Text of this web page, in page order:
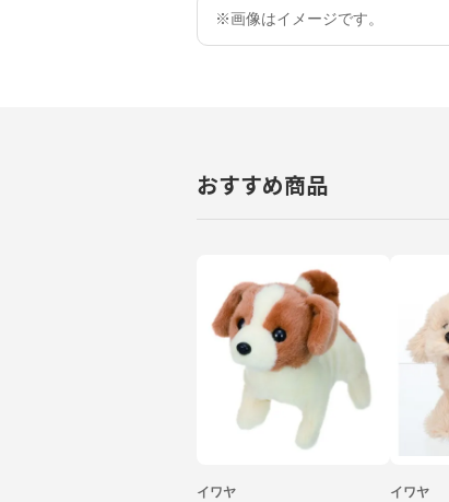
※画像はイメージです。
おすすめ商品
イワヤ イワヤ